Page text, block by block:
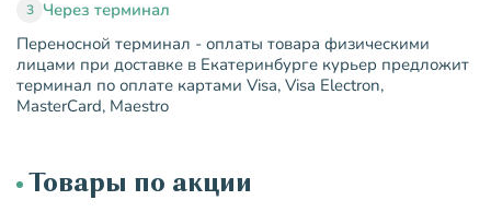
3 Через терминал
Переносной терминал - оплаты товара физическими
лицами при доставке в Екатеринбурге курьер предложит
терминал по оплате картами Visa, Visa Electron,
MasterCard, Maestro
Товары по акции